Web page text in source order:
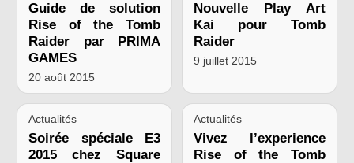
Guide de solution
Rise of the Tomb
Raider par PRIMA
GAMES
20 août 2015
Nouvelle Play Art
Kai pour Tomb
Raider
9 juillet 2015
Actualités
Soirée spéciale E3
2015 chez Square
Actualités
Vivez l’experience
Rise of the Tomb